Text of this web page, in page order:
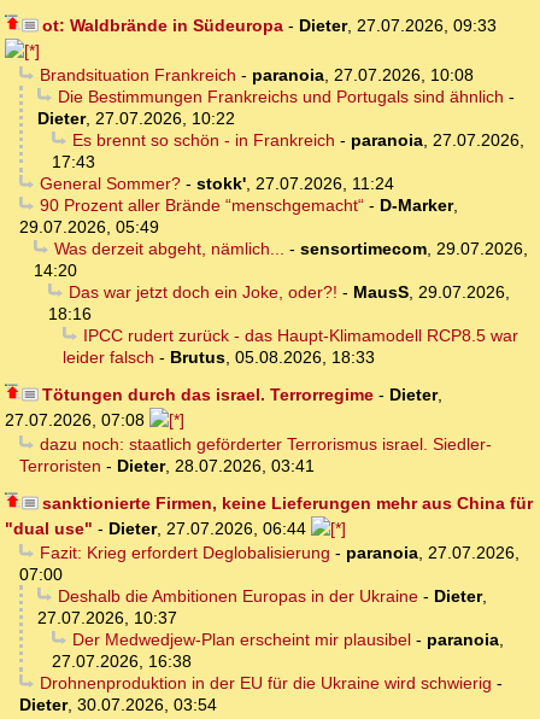
ot: Waldbrände in Südeuropa- Dieter, 27.07.2026, 09:33
Brandsituation Frankreich - paranoia, 27.07.2026, 10:08
Die Bestimmungen Frankreichs und Portugals sind ähnlich -
Dieter, 27.07.2026, 10:22
Es brennt so schön - in Frankreich - paranoia, 27.07.2026,
17:43
General Sommer?- stokk', 27.07.2026, 11:24
90 Prozent aller Brände “menschgemacht“- D-Marker,
29.07.2026, 05:49
Was derzeit abgeht, nämlich... - sensortimecom, 29.07.2026,
14:20
Das war jetzt doch ein Joke, oder?! - MausS, 29.07.2026,
18:16
IPCC rudert zurück - das Haupt-Klimamodell RCP8.5 war
leider falsch - Brutus, 05.08.2026, 18:33
Tötungen durch das israel. Terrorregime- Dieter,
27.07.2026, 07:08
dazu noch: staatlich geförderter Terrorismus israel. Siedler-
Terroristen - Dieter, 28.07.2026, 03:41
sanktionierte Firmen, keine Lieferungen mehr aus China für
"dual use" - Dieter, 27.07.2026, 06:44
Fazit: Krieg erfordert Deglobalisierung - paranoia, 27.07.2026,
07:00
Deshalb die Ambitionen Europas in der Ukraine- Dieter,
27.07.2026, 10:37
Der Medwedjew-Plan erscheint mir plausibel- paranoia,
27.07.2026, 16:38
Drohnenproduktion in der EU für die Ukraine wird schwierig -
Dieter, 30.07.2026, 03:54